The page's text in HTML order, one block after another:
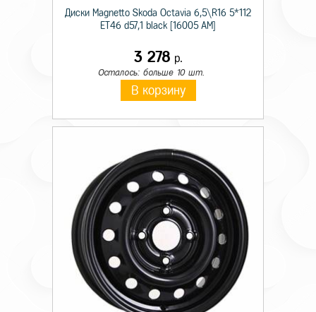
Диски Magnetto Skoda Octavia 6,5\R16 5*112
ET46 d57,1 black [16005 AM]
3 278 р.
Осталось: больше 10 шт.
В корзину